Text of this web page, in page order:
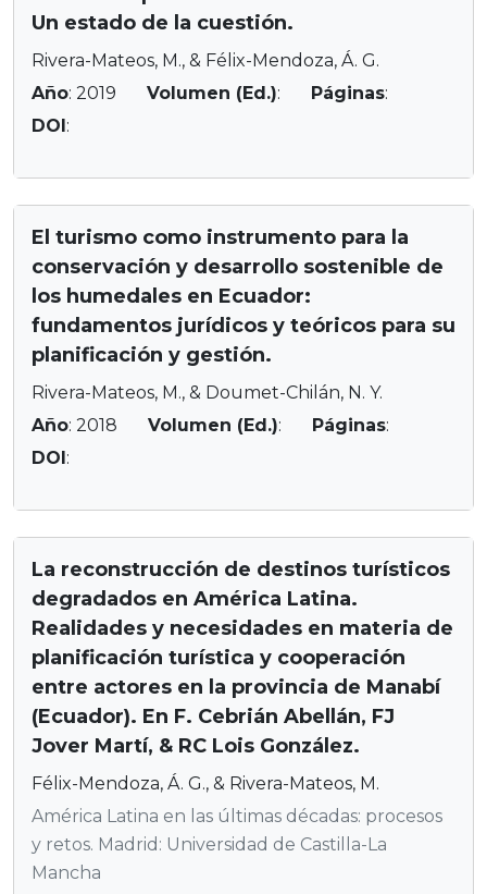
Un estado de la cuestión.
Rivera-Mateos, M., & Félix-Mendoza, Á. G.
Año: 2019 Volumen (Ed.): Páginas:
DOI:
El turismo como instrumento para la
conservación y desarrollo sostenible de
los humedales en Ecuador:
fundamentos jurídicos y teóricos para su
planificación y gestión.
Rivera-Mateos, M., & Doumet-Chilán, N. Y.
Año: 2018 Volumen (Ed.): Páginas:
DOI:
La reconstrucción de destinos turísticos
degradados en América Latina.
Realidades y necesidades en materia de
planificación turística y cooperación
entre actores en la provincia de Manabí
(Ecuador). En F. Cebrián Abellán, FJ
Jover Martí, & RC Lois González.
Félix-Mendoza, Á. G., & Rivera-Mateos, M.
América Latina en las últimas décadas: procesos
y retos. Madrid: Universidad de Castilla-La
Mancha